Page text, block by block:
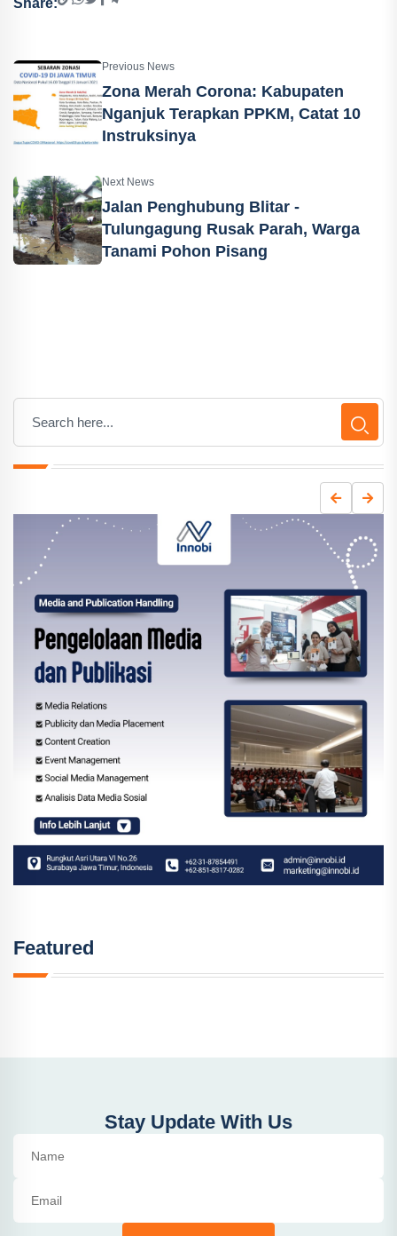
Share:
Previous News
Zona Merah Corona: Kabupaten
Nganjuk Terapkan PPKM, Catat 10
Instruksinya
Next News
Jalan Penghubung Blitar -
Tulungagung Rusak Parah, Warga
Tanami Pohon Pisang
Featured
Stay Update With Us